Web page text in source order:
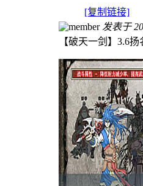
[复制链接]
发表于
【破天一剑】3.6